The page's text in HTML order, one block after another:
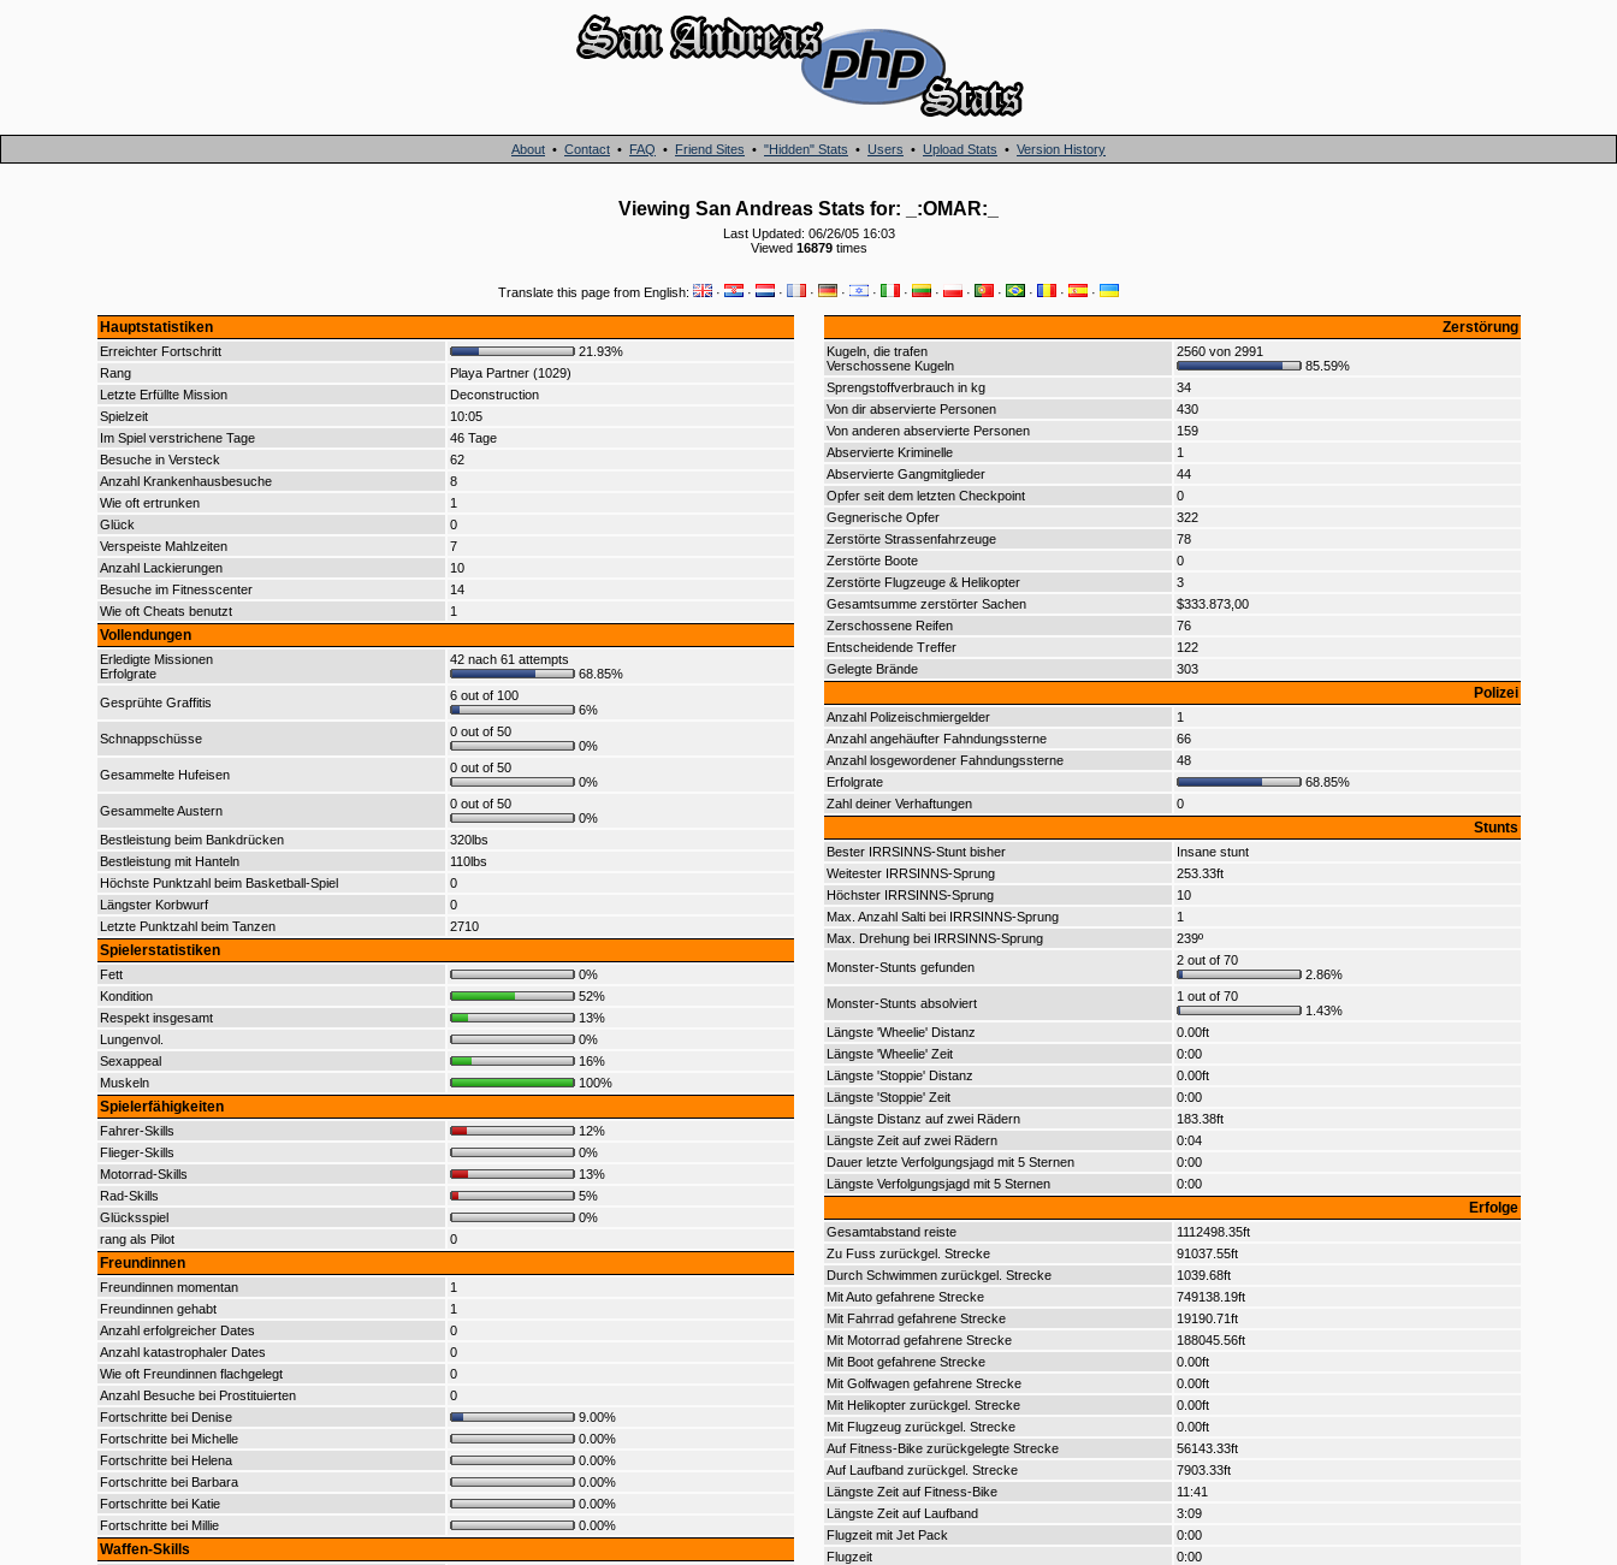
About • Contact • FAQ • Friend Sites • "Hidden" Stats • Users • Upload Stats • Version History
Viewing San Andreas Stats for: _:OMAR:_
Last Updated: 06/26/05 16:03
Viewed 16879times
Translate this page from English: · · · · · · · · · · · · ·
Hauptstatistiken
Erreichter Fortschritt
21.93%
Rang
Playa Partner (1029)
Letzte Erfüllte Mission
Deconstruction
Spielzeit
10:05
Im Spiel verstrichene Tage
46 Tage
Besuche in Versteck
62
Anzahl Krankenhausbesuche
8
Wie oft ertrunken
1
Glück
0
Verspeiste Mahlzeiten
7
Anzahl Lackierungen
10
Besuche im Fitnesscenter
14
Wie oft Cheats benutzt
1
Vollendungen
Erledigte Missionen
Erfolgrate
42 nach 61 attempts
68.85%
Gesprühte Graffitis
6 out of 100
6%
Schnappschüsse
0 out of 50
0%
Gesammelte Hufeisen
0 out of 50
0%
Gesammelte Austern
0 out of 50
0%
Bestleistung beim Bankdrücken
320lbs
Bestleistung mit Hanteln
110lbs
Höchste Punktzahl beim Basketball-Spiel
0
Längster Korbwurf
0
Letzte Punktzahl beim Tanzen
2710
Spielerstatistiken
Fett
0%
Kondition
52%
Respekt insgesamt
13%
Lungenvol.
0%
Sexappeal
16%
Muskeln
100%
Spielerfähigkeiten
Fahrer-Skills
12%
Flieger-Skills
0%
Motorrad-Skills
13%
Rad-Skills
5%
Glücksspiel
0%
rang als Pilot
0
Freundinnen
Freundinnen momentan
1
Freundinnen gehabt
1
Anzahl erfolgreicher Dates
0
Anzahl katastrophaler Dates
0
Wie oft Freundinnen flachgelegt
0
Anzahl Besuche bei Prostituierten
0
Fortschritte bei Denise
9.00%
Fortschritte bei Michelle
0.00%
Fortschritte bei Helena
0.00%
Fortschritte bei Barbara
0.00%
Fortschritte bei Katie
0.00%
Fortschritte bei Millie
0.00%
Waffen-Skills
Zerstörung
Kugeln, die trafen
Verschossene Kugeln
2560 von 2991
85.59%
Sprengstoffverbrauch in kg
34
Von dir abservierte Personen
430
Von anderen abservierte Personen
159
Abservierte Kriminelle
1
Abservierte Gangmitglieder
44
Opfer seit dem letzten Checkpoint
0
Gegnerische Opfer
322
Zerstörte Strassenfahrzeuge
78
Zerstörte Boote
0
Zerstörte Flugzeuge & Helikopter
3
Gesamtsumme zerstörter Sachen
$333.873,00
Zerschossene Reifen
76
Entscheidende Treffer
122
Gelegte Brände
303
Polizei
Anzahl Polizeischmiergelder
1
Anzahl angehäufter Fahndungssterne
66
Anzahl losgewordener Fahndungssterne
48
Erfolgrate
68.85%
Zahl deiner Verhaftungen
0
Stunts
Bester IRRSINNS-Stunt bisher
Insane stunt
Weitester IRRSINNS-Sprung
253.33ft
Höchster IRRSINNS-Sprung
10
Max. Anzahl Salti bei IRRSINNS-Sprung
1
Max. Drehung bei IRRSINNS-Sprung
239º
Monster-Stunts gefunden
2 out of 70
2.86%
Monster-Stunts absolviert
1 out of 70
1.43%
Längste 'Wheelie' Distanz
0.00ft
Längste 'Wheelie' Zeit
0:00
Längste 'Stoppie' Distanz
0.00ft
Längste 'Stoppie' Zeit
0:00
Längste Distanz auf zwei Rädern
183.38ft
Längste Zeit auf zwei Rädern
0:04
Dauer letzte Verfolgungsjagd mit 5 Sternen
0:00
Längste Verfolgungsjagd mit 5 Sternen
0:00
Erfolge
Gesamtabstand reiste
1112498.35ft
Zu Fuss zurückgel. Strecke
91037.55ft
Durch Schwimmen zurückgel. Strecke
1039.68ft
Mit Auto gefahrene Strecke
749138.19ft
Mit Fahrrad gefahrene Strecke
19190.71ft
Mit Motorrad gefahrene Strecke
188045.56ft
Mit Boot gefahrene Strecke
0.00ft
Mit Golfwagen gefahrene Strecke
0.00ft
Mit Helikopter zurückgel. Strecke
0.00ft
Mit Flugzeug zurückgel. Strecke
0.00ft
Auf Fitness-Bike zurückgelegte Strecke
56143.33ft
Auf Laufband zurückgel. Strecke
7903.33ft
Längste Zeit auf Fitness-Bike
11:41
Längste Zeit auf Laufband
3:09
Flugzeit mit Jet Pack
0:00
Flugzeit
0:00